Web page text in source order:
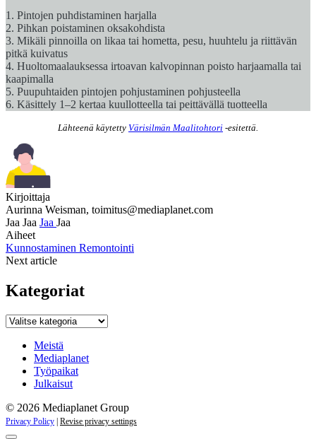
1. Pintojen puhdistaminen harjalla
2. Pihkan poistaminen oksakohdista
3. Mikäli pinnoilla on likaa tai hometta, pesu, huuhtelu ja riittävän
pitkä kuivatus
4. Huoltomaalauksessa irtoavan kalvopinnan poisto harjaamalla tai
kaapimalla
5. Puupuhtaiden pintojen pohjustaminen pohjusteella
6. Käsittely 1–2 kertaa kuullotteella tai peittävällä tuotteella
Lähteenä käytetty Värisilmän Maalitohtori -esitettä.
Kirjoittaja
Aurinna Weisman, toimitus@mediaplanet.com
Jaa Jaa Jaa Jaa
Aiheet
Kunnostaminen Remontointi
Next article
Kategoriat
Kategoriat
Meistä
Mediaplanet
Työpaikat
Julkaisut
© 2026 Mediaplanet Group
Privacy Policy Revise privacy settings